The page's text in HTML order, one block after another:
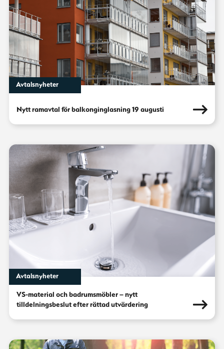
Avtalsnyheter
Nytt ramavtal för balkonginglasning 19 augusti
Avtalsnyheter
VS-material och badrumsmöbler – nytt
tilldelningsbeslut efter rättad utvärdering